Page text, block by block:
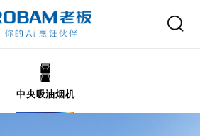
中央吸油烟机